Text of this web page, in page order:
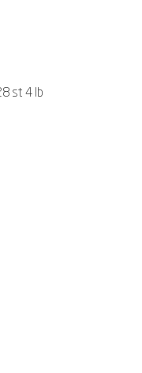
st 4 lb